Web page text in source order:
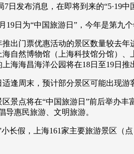
央视频 小央直播 直播中国 熊
线 比划 快看 蓝海中国 新
播 竞猜 2026年世界杯 2026年
CCTV奥林匹克频道 生活体育大会
大国展会 大国保险
发布消息，在即将到来的“5·19中
日为“中国旅游日”，今年是第九个
门票优惠活动的景区数量较去年
自然博物馆（上海科技馆分馆）
海海昌海洋公园将在18日至19日
周末，预计部分景区可能出现游
点将在“中国旅游日”前后举办丰
导惠民旅游、文明旅游。
假，上海161家主要旅游景区（点